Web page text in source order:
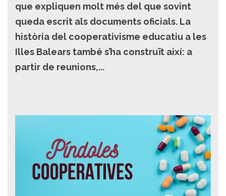
que expliquen molt més del que sovint
queda escrit als documents oficials. La
història del cooperativisme educatiu a les
Illes Balears també s’ha construït així: a
partir de reunions,...